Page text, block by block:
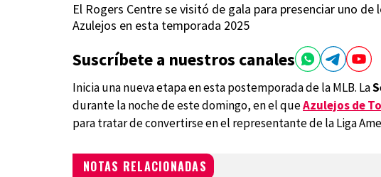
El Rogers Centre se visitó de gala para presenciar uno
Azulejos en esta temporada 2025
Suscríbete a nuestros canales
Inicia una nueva etapa en esta postemporada de la MLB. La
durante la noche de este domingo, en el queAzulejos de
para tratar de convertirse en el representante de la Liga
NOTAS RELACIONADAS